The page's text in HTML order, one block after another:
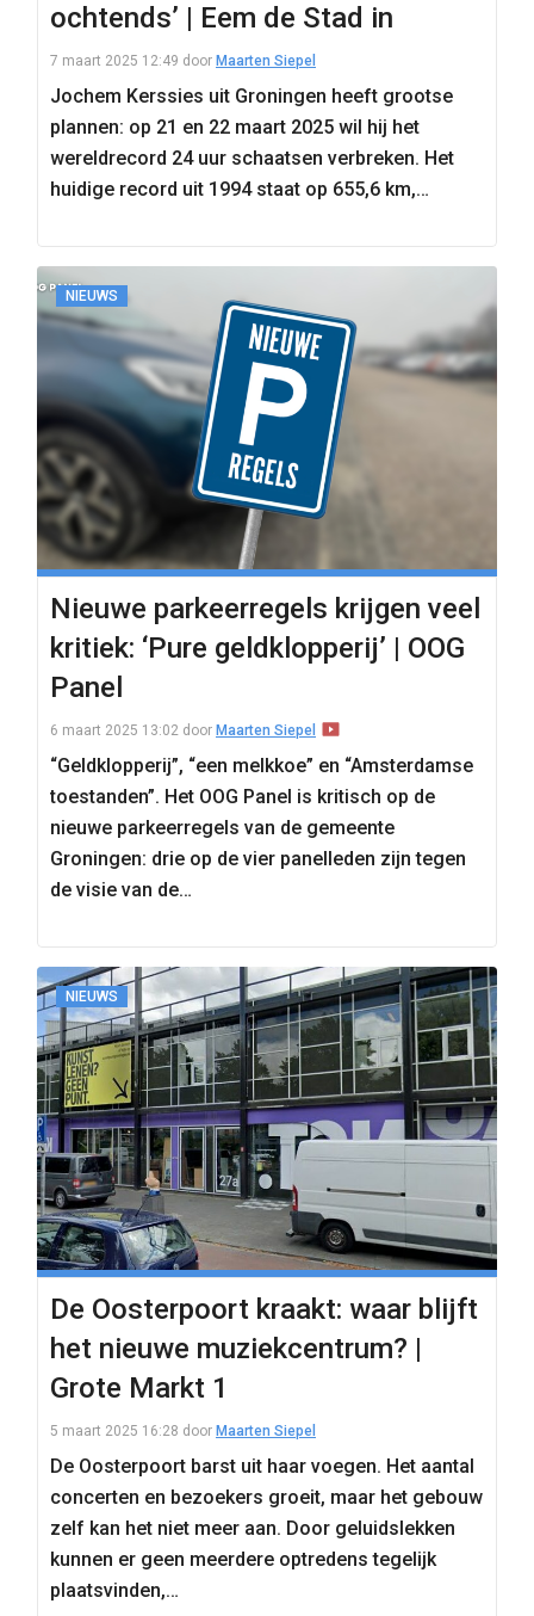
ochtends’ | Eem de Stad in
7 maart 2025 12:49 door Maarten Siepel
Jochem Kerssies uit Groningen heeft grootse
plannen: op 21 en 22 maart 2025 wil hij het
wereldrecord 24 uur schaatsen verbreken. Het
huidige record uit 1994 staat op 655,6 km,…
NIEUWS
Nieuwe parkeerregels krijgen veel
kritiek: ‘Pure geldklopperij’ | OOG
Panel
6 maart 2025 13:02 door Maarten Siepel
“Geldklopperij”, “een melkkoe” en “Amsterdamse
toestanden”. Het OOG Panel is kritisch op de
nieuwe parkeerregels van de gemeente
Groningen: drie op de vier panelleden zijn tegen
de visie van de…
NIEUWS
De Oosterpoort kraakt: waar blijft
het nieuwe muziekcentrum? |
Grote Markt 1
5 maart 2025 16:28 door Maarten Siepel
De Oosterpoort barst uit haar voegen. Het aantal
concerten en bezoekers groeit, maar het gebouw
zelf kan het niet meer aan. Door geluidslekken
kunnen er geen meerdere optredens tegelijk
plaatsvinden,…